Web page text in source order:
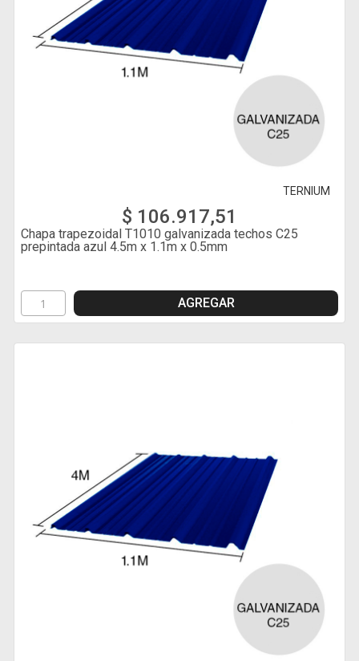
TERNIUM
$ 106.917,51
Chapa trapezoidal T1010 galvanizada techos C25
prepintada azul 4.5m x 1.1m x 0.5mm
AGREGAR